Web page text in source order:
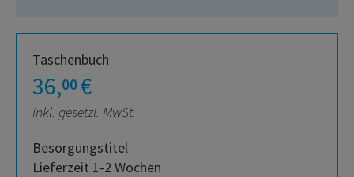
Taschenbuch
36,00€
inkl. gesetzl. MwSt.
Besorgungstitel
Lieferzeit 1-2 Wochen